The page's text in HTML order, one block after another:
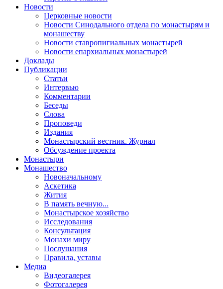
Новости
Церковные новости
Новости Синодального отдела по монастырям и
монашеству
Новости ставропигиальных монастырей
Новости епархиальных монастырей
Доклады
Публикации
Статьи
Интервью
Комментарии
Беседы
Слова
Проповеди
Издания
Монастырский вестник. Журнал
Обсуждение проекта
Монастыри
Монашество
Новоначальному
Аскетика
Жития
В память вечную...
Монастырское хозяйство
Исследования
Консультация
Монахи миру
Послушания
Правила, уставы
Медиа
Видеогалерея
Фотогалерея